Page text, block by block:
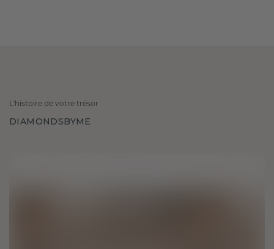
L'histoire de votre trésor
DIAMONDSBYME